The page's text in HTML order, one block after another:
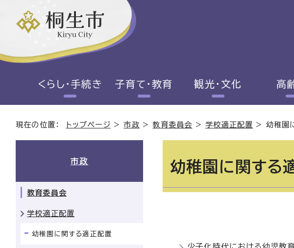
くらし・手続き 子育て・教育 観光・文化 高
現在の位置： トップページ >市政 >教育委員会 >学校適正配置 > 幼稚園
幼稚園に関する
少子化時代における幼児教
市政
教育委員会
学校適正配置
幼稚園に関する適正配置